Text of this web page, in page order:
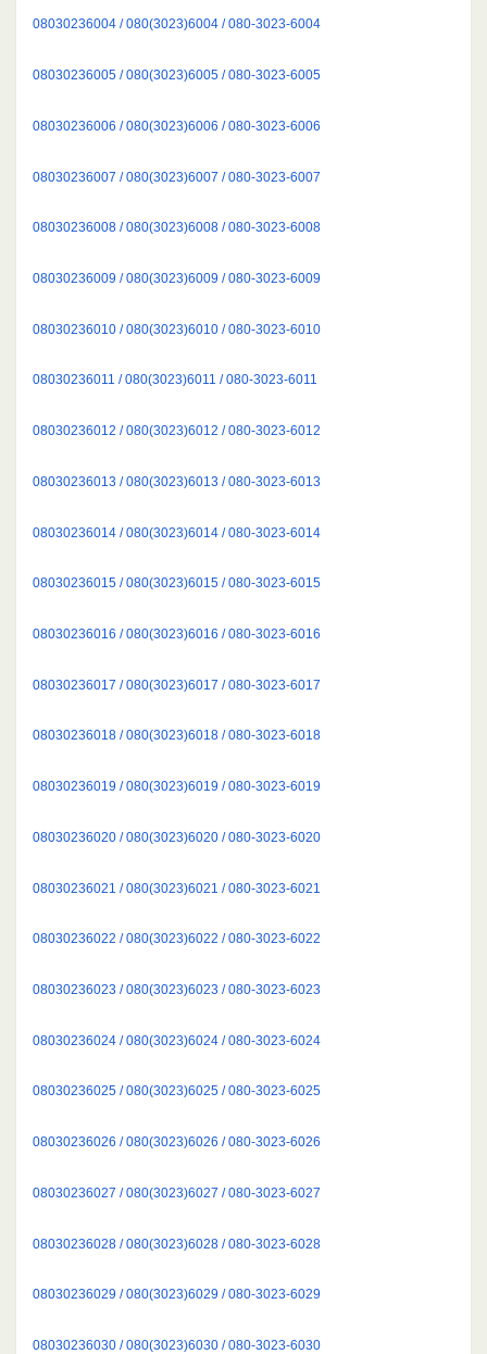
08030236004 / 080(3023)6004 / 080-3023-6004
08030236005 / 080(3023)6005 / 080-3023-6005
08030236006 / 080(3023)6006 / 080-3023-6006
08030236007 / 080(3023)6007 / 080-3023-6007
08030236008 / 080(3023)6008 / 080-3023-6008
08030236009 / 080(3023)6009 / 080-3023-6009
08030236010 / 080(3023)6010 / 080-3023-6010
08030236011 / 080(3023)6011 / 080-3023-6011
08030236012 / 080(3023)6012 / 080-3023-6012
08030236013 / 080(3023)6013 / 080-3023-6013
08030236014 / 080(3023)6014 / 080-3023-6014
08030236015 / 080(3023)6015 / 080-3023-6015
08030236016 / 080(3023)6016 / 080-3023-6016
08030236017 / 080(3023)6017 / 080-3023-6017
08030236018 / 080(3023)6018 / 080-3023-6018
08030236019 / 080(3023)6019 / 080-3023-6019
08030236020 / 080(3023)6020 / 080-3023-6020
08030236021 / 080(3023)6021 / 080-3023-6021
08030236022 / 080(3023)6022 / 080-3023-6022
08030236023 / 080(3023)6023 / 080-3023-6023
08030236024 / 080(3023)6024 / 080-3023-6024
08030236025 / 080(3023)6025 / 080-3023-6025
08030236026 / 080(3023)6026 / 080-3023-6026
08030236027 / 080(3023)6027 / 080-3023-6027
08030236028 / 080(3023)6028 / 080-3023-6028
08030236029 / 080(3023)6029 / 080-3023-6029
08030236030 / 080(3023)6030 / 080-3023-6030